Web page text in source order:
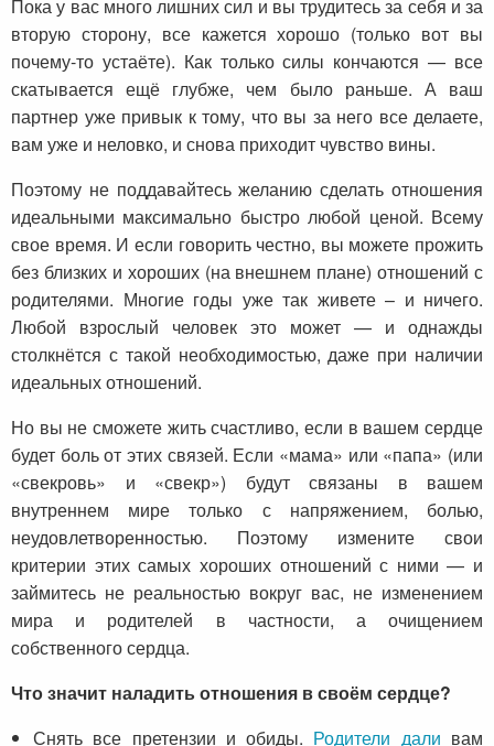
Пока у вас много лишних сил и вы трудитесь за себя и за
вторую сторону, все кажется хорошо (только вот вы
почему-то устаёте). Как только силы кончаются — все
скатывается ещё глубже, чем было раньше. А ваш
партнер уже привык к тому, что вы за него все делаете,
вам уже и неловко, и снова приходит чувство вины.
Поэтому не поддавайтесь желанию сделать отношения
идеальными максимально быстро любой ценой. Всему
свое время. И если говорить честно, вы можете прожить
без близких и хороших (на внешнем плане) отношений с
родителями. Многие годы уже так живете – и ничего.
Любой взрослый человек это может — и однажды
столкнётся с такой необходимостью, даже при наличии
идеальных отношений.
Но вы не сможете жить счастливо, если в вашем сердце
будет боль от этих связей. Если «мама» или «папа» (или
«свекровь» и «свекр») будут связаны в вашем
внутреннем мире только с напряжением, болью,
неудовлетворенностью. Поэтому измените свои
критерии этих самых хороших отношений с ними — и
займитесь не реальностью вокруг вас, не изменением
мира и родителей в частности, а очищением
собственного сердца.
Что значит наладить отношения в своём сердце?
Снять все претензии и обиды. Родители дали вам